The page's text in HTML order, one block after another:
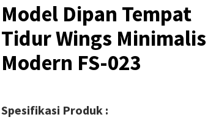
Model Dipan Tempat
Tidur Wings Minimalis
Modern FS-023
Spesifikasi Produk :